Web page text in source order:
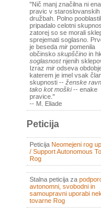
"Nič manj značilna ni
pravic v staroslovanskih
družbah. Polno
pripadalo celotni
zatorej so se morali
sprejemati soglasno.
je beseda mir pomenila
občinsko skupščino in
soglasnostnjenih
Izraz mir odseva
katerem je imel vsak
skupnosti -- ženske
tako kot moški-- enake
pravice."
-- M. Eliade
Peticija
Peticija Neomejeni rog
/ Support Autonomous
Rog
Stalna peticija za
avtonomni, svobodni in
samoupravni uporabi
tovarne Rog